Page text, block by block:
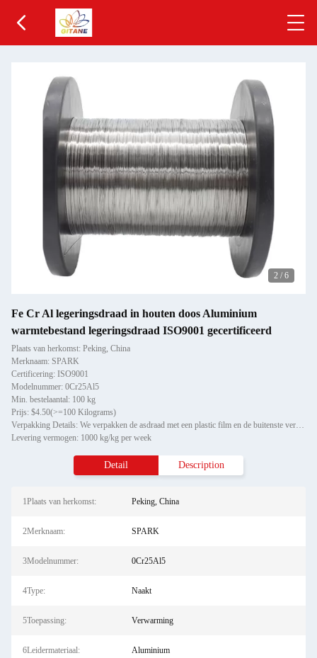
2 / 6
Fe Cr Al legeringsdraad in houten doos Aluminium
warmtebestand legeringsdraad ISO9001 gecertificeerd
Plaats van herkomst: Peking, China
Merknaam: SPARK
Certificering: ISO9001
Modelnummer: 0Cr25Al5
Min. bestelaantal: 100 kg
Prijs: $4.50(>=100 Kilograms)
Verpakking Details: We verpakken de asdraad met een plastic film en de buitenste verpakking van de asdraad met een houte
Levering vermogen: 1000 kg/kg per week
Detail Description
1Plaats van herkomst: Peking, China
2Merknaam: SPARK
3Modelnummer: 0Cr25Al5
4Type: Naakt
5Toepassing: Verwarming
6Leidermateriaal: Aluminium